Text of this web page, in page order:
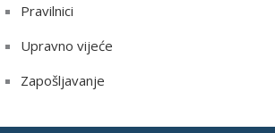
Pravilnici
Upravno vijeće
Zapošljavanje